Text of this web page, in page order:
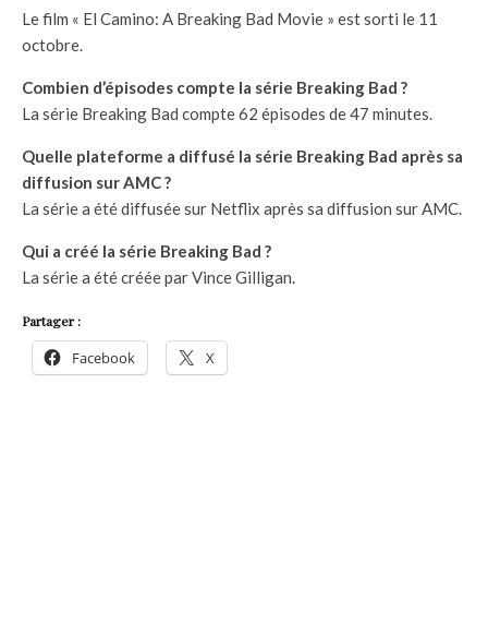
Le film « El Camino: A Breaking Bad Movie » est sorti le 11
octobre.
Combien d’épisodes compte la série Breaking Bad ?
La série Breaking Bad compte 62 épisodes de 47 minutes.
Quelle plateforme a diffusé la série Breaking Bad après sa
diffusion sur AMC ?
La série a été diffusée sur Netflix après sa diffusion sur AMC.
Qui a créé la série Breaking Bad ?
La série a été créée par Vince Gilligan.
Partager :
Facebook X